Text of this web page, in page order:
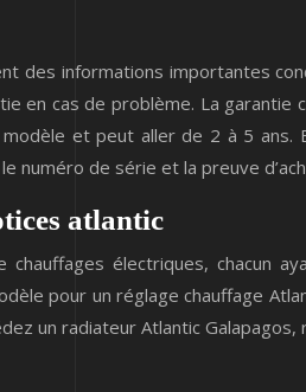
des informations importantes
en cas de problème. La
et peut aller de 2 à 5
numéro de série et la preuve
atlantic
chauffages électriques, chacun
pour un réglage chauffage
un radiateur Atlantic